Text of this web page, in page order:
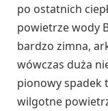
po ostatnich
powietrze wody
bardzo zimna,
wówczas duża
pionowy spadek
wilgotne